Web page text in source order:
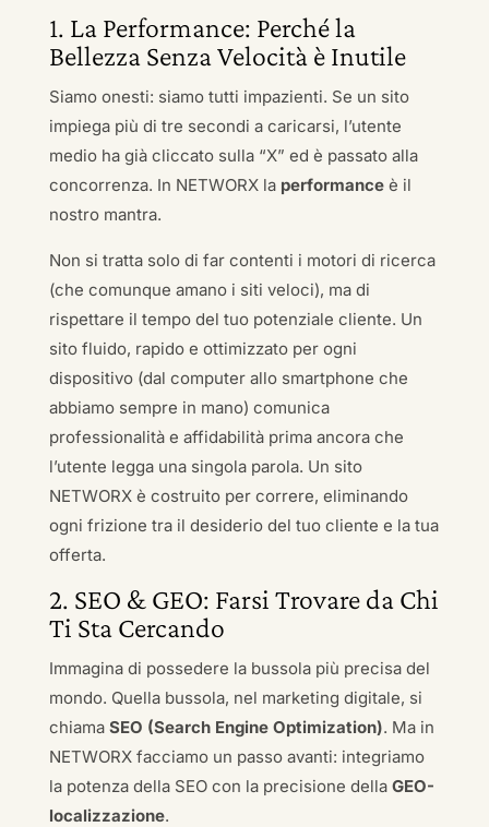
1. La Performance: Perché la
Bellezza Senza Velocità è Inutile
Siamo onesti: siamo tutti impazienti. Se un sito
impiega più di tre secondi a caricarsi, l’utente
medio ha già cliccato sulla “X” ed è passato alla
concorrenza. In NETWORX la performanceè il
nostro mantra.
Non si tratta solo di far contenti i motori di ricerca
(che comunque amano i siti veloci), ma di
rispettare il tempo del tuo potenziale cliente. Un
sito fluido, rapido e ottimizzato per ogni
dispositivo (dal computer allo smartphone che
abbiamo sempre in mano) comunica
professionalità e affidabilità prima ancora che
l’utente legga una singola parola. Un sito
NETWORX è costruito per correre, eliminando
ogni frizione tra il desiderio del tuo cliente e la tua
offerta.
2. SEO & GEO: Farsi Trovare da Chi
Ti Sta Cercando
Immagina di possedere la bussola più precisa del
mondo. Quella bussola, nel marketing digitale, si
chiama SEO (Search Engine Optimization). Ma in
NETWORX facciamo un passo avanti: integriamo
la potenza della SEO con la precisione della GEO-
localizzazione.